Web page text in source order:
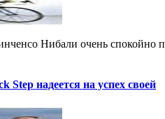
Нибали очень спокойно
Step надеется на успех своей